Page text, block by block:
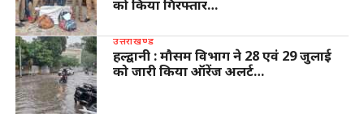
को किया गिरफ्तार…
उत्तराखण्ड
हल्द्वानी : मौसम विभाग ने 28 एवं 29 जुलाई
को जारी किया ऑरेंज अलर्ट…